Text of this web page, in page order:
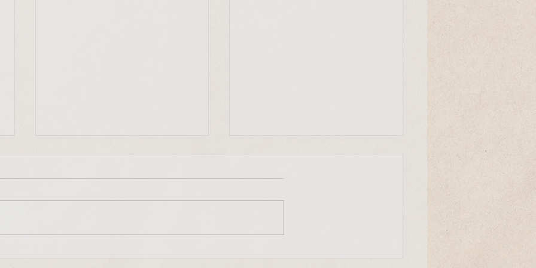
Bewahrung der Schöpfung
unserem kleinen Alltag. Diese
"Jeder Mensch ist ein einmaliger
vorangeht."...